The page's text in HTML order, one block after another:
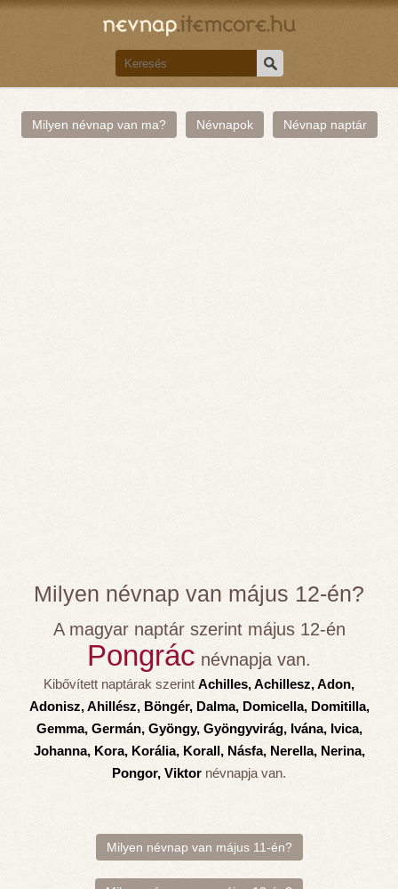
Milyen névnap van ma? Névnapok Névnap naptár
Milyen névnap van május 12-én?
A magyar naptár szerint május 12-én
Pongrác névnapja van.
Kibővített naptárak szerint Achilles, Achillesz, Adon,
Adonisz, Ahillész, Böngér, Dalma, Domicella, Domitilla,
Gemma, Germán, Gyöngy, Gyöngyvirág, Ivána, Ivica,
Johanna, Kora, Korália, Korall, Násfa, Nerella, Nerina,
Pongor, Viktor névnapja van.
Milyen névnap van május 11-én?